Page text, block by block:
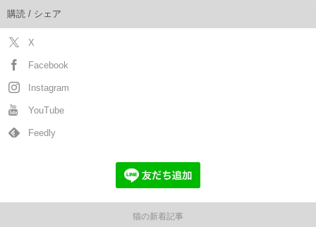
購読 / シェア
X
Facebook
Instagram
YouTube
Feedly
猫の新着記事